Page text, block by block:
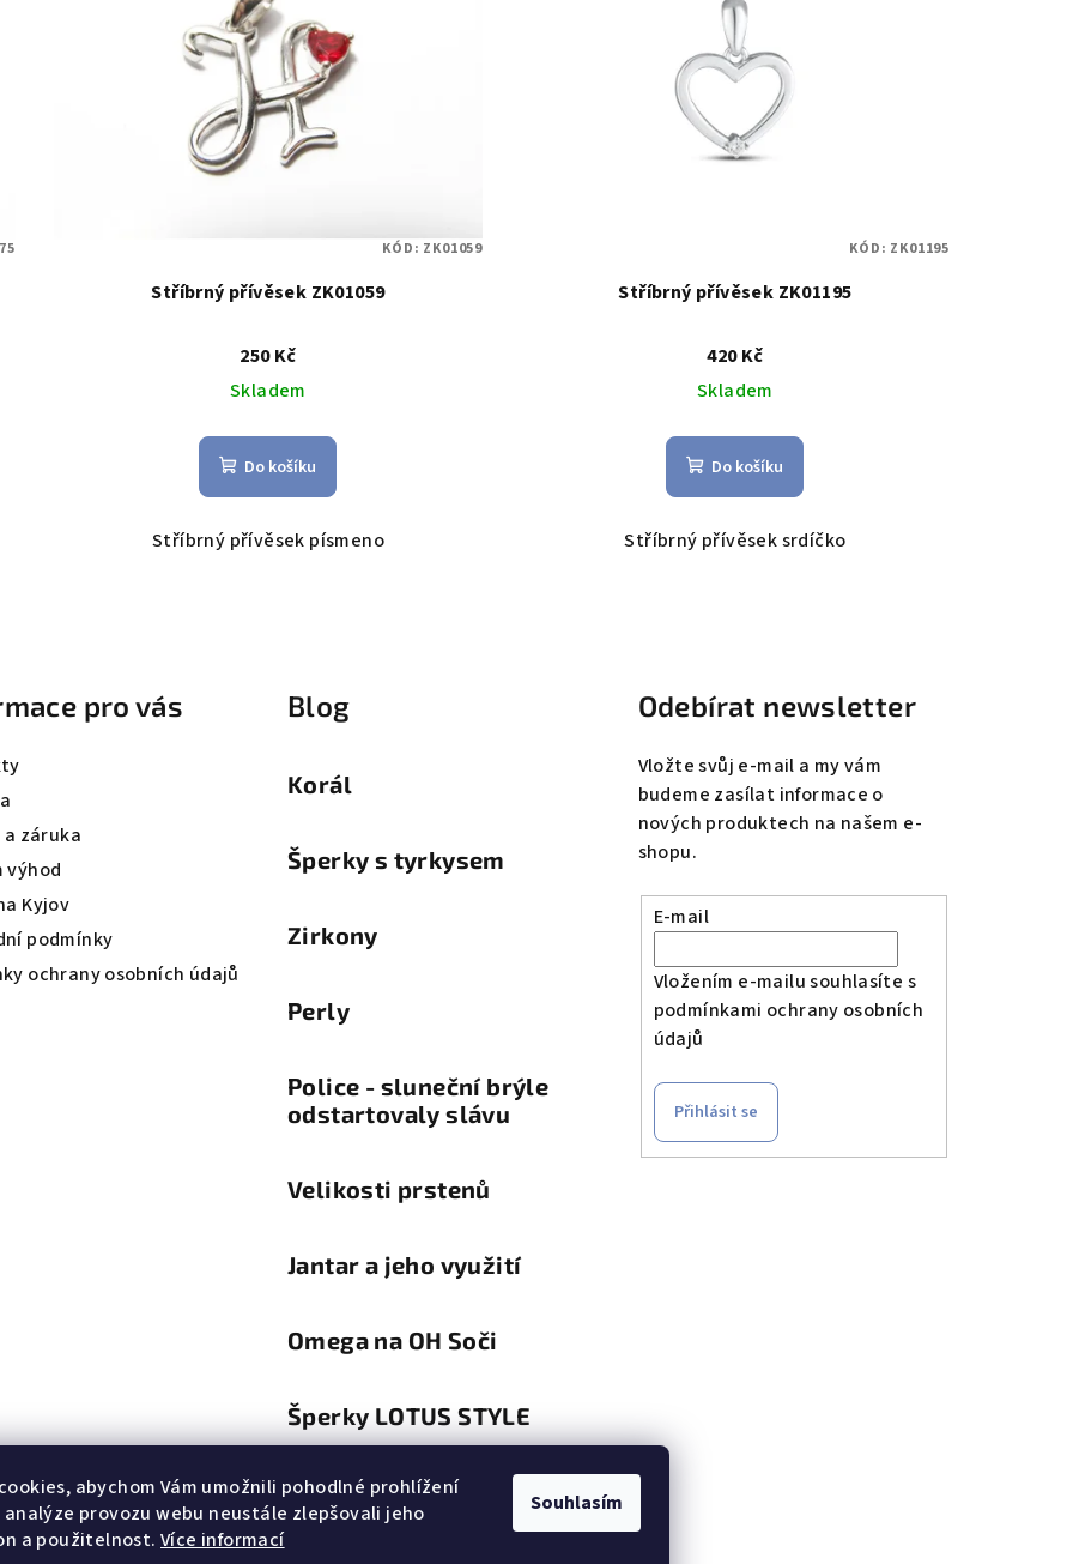
abychom Vám umožnili pohodlné prohlížení
analýze provozu webu neustále zlepšovali jeho
a použitelnost. Více informací
Souhlasím
Stříbrný přívěsek ZK01059
250 Kč
Skladem
Do košíku
Stříbrný přívěsek písmeno
KÓD: ZK01059
Stříbrný přívěsek ZK01195
420 Kč
Skladem
Do košíku
Stříbrný přívěsek srdíčko
KÓD: ZK01195
pro vás
záruka
výhod
Kyjov
podmínky
ochrany osobních údajů
Blog
Korál
Šperky s tyrkysem
Zirkony
Perly
Police - sluneční brýle
odstartovaly slávu
Velikosti prstenů
Jantar a jeho využití
Omega na OH Soči
Šperky LOTUS STYLE
Trendy a módní diktát u
šperků a hodinek
Odebírat newsletter
Vložte svůj e-mail a my vám
budeme zasílat informace o
nových produktech na našem e-
shopu.
E-mail
Vložením e-mailu souhlasíte s
podmínkami ochrany osobních
údajů
Přihlásit se